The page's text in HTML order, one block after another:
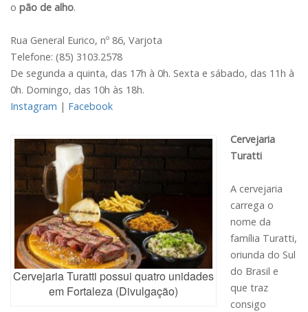
o pão de alho.
Rua General Eurico, nº 86, Varjota
Telefone: (85) 3103.2578
De segunda a quinta, das 17h à 0h. Sexta e sábado, das 11h à
0h. Domingo, das 10h às 18h.
Instagram | Facebook
Cervejaria Turatti possui quatro unidades
em Fortaleza (Divulgação)
Cervejaria
Turatti
A cervejaria
carrega o
nome da
família Turatti,
oriunda do Sul
do Brasil e
que traz
consigo